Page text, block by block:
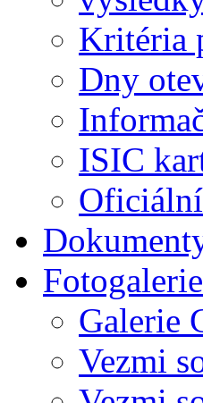
Kritéria
Dny
ISIC
Fotogalerie
Galerie
Vezmi